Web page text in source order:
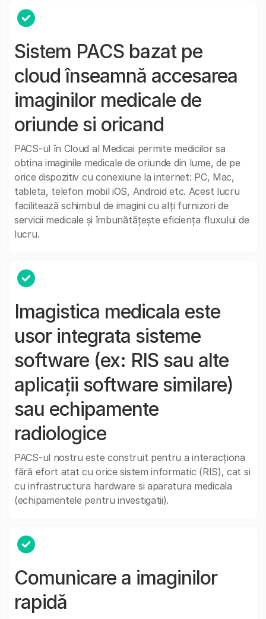
Sistem PACS bazat pe
cloud înseamnă accesarea
imaginilor medicale de
oriunde si oricand
PACS-ul în Cloud al Medicai permite medicilor sa
obtina imaginile medicale de oriunde din lume, de pe
orice dispozitiv cu conexiune la internet: PC, Mac,
tableta, telefon mobil iOS, Android etc. Acest lucru
facilitează schimbul de imagini cu alți furnizori de
servicii medicale și îmbunătățește eficiența fluxului de
lucru.
Imagistica medicala este
usor integrata sisteme
software (ex: RIS sau alte
aplicații software similare)
sau echipamente
radiologice
PACS-ul nostru este construit pentru a interacționa
fără efort atat cu orice sistem informatic (RIS), cat si
cu infrastructura hardware si aparatura medicala
(echipamentele pentru investigatii).
Comunicare a imaginilor
rapidă